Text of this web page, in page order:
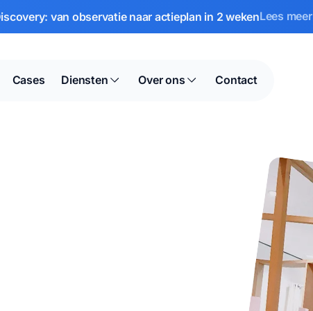
van observatie naar actieplan in 2 wekenLees meer
Cases Diensten Over ons Contact